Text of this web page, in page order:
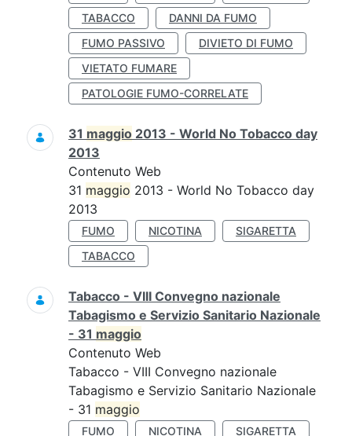
TABACCO
DANNI DA FUMO
FUMO PASSIVO
DIVIETO DI FUMO
VIETATO FUMARE
PATOLOGIE FUMO-CORRELATE
31 maggio 2013 - World No Tobacco day
2013
Contenuto Web
31 maggio 2013 - World No Tobacco day
2013
FUMO NICOTINA
SIGARETTA
TABACCO
Tabacco - VIII Convegno nazionale
Tabagismo e Servizio Sanitario Nazionale
- 31 maggio
Contenuto Web
Tabacco - VIII Convegno nazionale
Tabagismo e Servizio Sanitario Nazionale
- 31 maggio
FUMO NICOTINA SIGARETTA